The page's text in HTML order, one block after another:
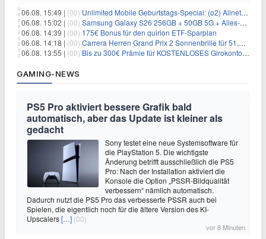
06.08. 15:49 | (00) Unlimited Mobile Geburtstags-Special: (o2) Allnet-Flats ab 14,99€/Monat
06.08. 15:02 | (00) Samsung Galaxy S26 256GB + 50GB 5G + Alles-Flat im Vodafone-Netz für 19,99€/Monat – eff. 0,20€/Monat
06.08. 14:39 | (00) 175€ Bonus für den quirion ETF-Sparplan
06.08. 14:18 | (00) Carrera Herren Grand Prix 2 Sonnenbrille für 51,55€
06.08. 13:55 | (00) Bis zu 300€ Prämie für KOSTENLOSES Girokonto bei der Santander – 50€ schon nach 1 Woche!
GAMING-NEWS
PS5 Pro aktiviert bessere Grafik bald
automatisch, aber das Update ist kleiner als
gedacht
Sony testet eine neue Systemsoftware für
die PlayStation 5. Die wichtigste
Änderung betrifft ausschließlich die PS5
Pro: Nach der Installation aktiviert die
Konsole die Option „PSSR-Bildqualität
verbessern“ nämlich automatisch.
Dadurch nutzt die PS5 Pro das verbesserte PSSR auch bei
Spielen, die eigentlich noch für die ältere Version des KI-
Upscalers[…] (00)
vor 8 Minuten